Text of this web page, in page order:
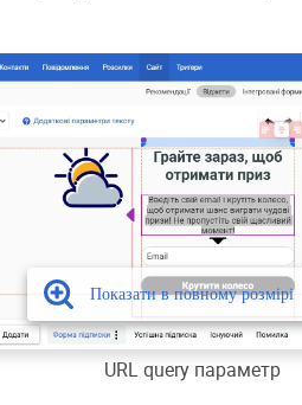
URL query параметр